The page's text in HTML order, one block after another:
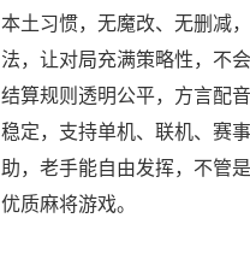
本土习惯，无魔改、无删减
法，让对局充满策略性，不
结算规则透明公平，方言配
稳定，支持单机、联机、赛
助，老手能自由发挥，不管
优质麻将游戏。